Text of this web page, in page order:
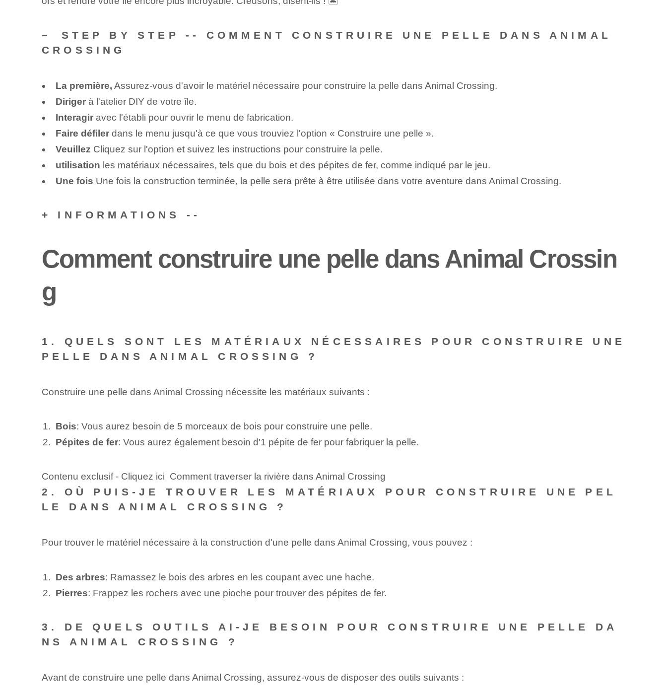
– ⁢STEP BY STEP -- COMMENT CONSTRUIRE UNE PELLE DANS ANIMAL
CROSSING
La première, Assurez-vous d'avoir le ⁤matériel nécessaire⁣ pour construire la pelle dans Animal Crossing.
Dirigerà l'atelier DIY de votre île.
Interagiravec l'établi pour ouvrir le menu de fabrication.
Faire défilerdans le menu jusqu'à ce que vous trouviez l'option « Construire une pelle ».
Veuillez Cliquez sur l'option et suivez les instructions pour construire la pelle.
utilisation les matériaux nécessaires, tels que du bois et des pépites de fer,⁤ comme indiqué par le jeu.
Une fois Une fois la construction terminée, la pelle sera prête à être utilisée dans votre aventure dans Animal Crossing.
+ INFORMATIONS --
Comment construire une pelle dans Animal Crossin
g
1. QUELS SONT LES MATÉRIAUX NÉCESSAIRES POUR CONSTRUIRE UNE
PELLE DANS ANIMAL CROSSING ?
Construire une pelle dans Animal Crossing nécessite les matériaux suivants :
Bois: Vous aurez besoin⁢ de 5 morceaux⁤ de bois pour construire une pelle.
Pépites de fer: Vous aurez également besoin d'1 pépite de fer pour fabriquer la pelle.
Contenu exclusif - Cliquez ici Comment traverser la rivière dans Animal Crossing
2.‌ OÙ PUIS-JE TROUVER LES MATÉRIAUX POUR CONSTRUIRE UNE PEL
LE DANS ANIMAL CROSSING ?
Pour trouver le matériel nécessaire à la construction d'une pelle dans Animal Crossing, vous pouvez :
Des arbres: Ramassez le bois des arbres‌ en les coupant avec une hache.
Pierres: Frappez les rochers avec une pioche pour trouver des pépites de fer.
3. DE QUELS OUTILS AI-JE BESOIN POUR CONSTRUIRE UNE PELLE DA
NS ANIMAL CROSSING ?
Avant de construire une pelle dans Animal Crossing, assurez-vous de disposer des outils suivants :